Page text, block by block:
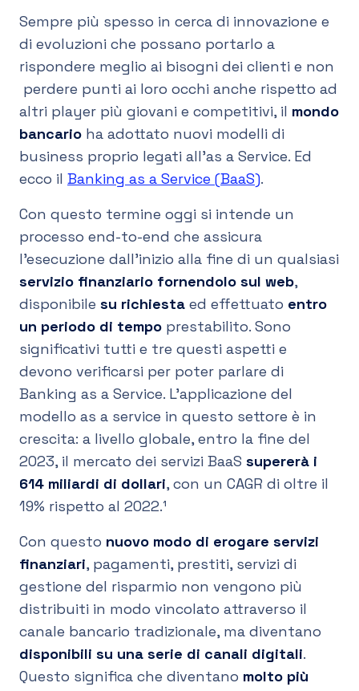
Sempre più spesso in cerca di innovazione e
di evoluzioni che possano portarlo a
rispondere meglio ai bisogni dei clienti e non
perdere punti ai loro occhi anche rispetto ad
altri player più giovani e competitivi, il mondo
bancario ha adottato nuovi modelli di
business proprio legati all’as a Service. Ed
ecco il Banking as a Service (BaaS).
Con questo termine oggi si intende un
processo end-to-end che assicura
l’esecuzione dall’inizio alla fine di un qualsiasi
servizio finanziario fornendolo sul web,
disponibile su richiesta ed effettuato entro
un periodo di tempo prestabilito. Sono
significativi tutti e tre questi aspetti e
devono verificarsi per poter parlare di
Banking as a Service. L'applicazione del
modello as a service in questo settore è in
crescita: a livello globale, entro la fine del
2023, il mercato dei servizi BaaS supererà i
614 miliardi di dollari, con un CAGR di oltre il
19% rispetto al 2022.¹
Con questo nuovo modo di erogare servizi
finanziari, pagamenti, prestiti, servizi di
gestione del risparmio non vengono più
distribuiti in modo vincolato attraverso il
canale bancario tradizionale, ma diventano
disponibili su una serie di canali digitali.
Questo significa che diventano molto più